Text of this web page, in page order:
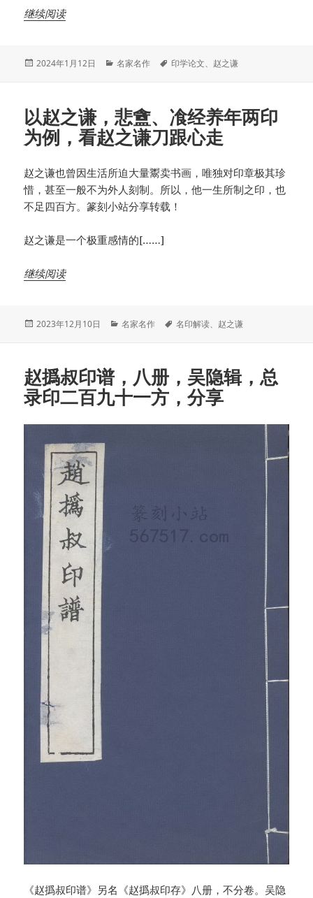
继续阅读
发
2024年1月12日
分
名家名作
标
印学论文、 赵之谦
以赵之谦，悲盦、飡经养年两印
为例，看赵之谦刀跟心走
赵之谦也曾因生活所迫大量鬻卖书画，唯独对印章极其珍
惜，甚至一般不为外人刻制。所以，他一生所制之印，也
不足四百方。篆刻小站分享转载！
赵之谦是一个极重感情的[……]
继续阅读
发
2023年12月10日
分
名家名作
标
名印解读、 赵之谦
赵撝叔印谱，八册，吴隐辑，总
录印二百九十一方，分享
《赵撝叔印谱》另名《赵撝叔印存》八册，不分卷。吴隐